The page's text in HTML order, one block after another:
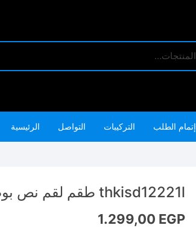
إتمام الطلب التركيبات التواصل الرئيسية
thkisd12221l طقم لقم نص بوصه طويل وقصير
1.299,00 EGP